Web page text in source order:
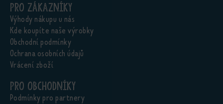
Pro zákazníky
Výhody nákupu u nás
Kde koupíte naše výrobky
Obchodní podmínky
Ochrana osobních údajů
Vrácení zboží
Pro obchodníky
Podmínky pro partnery